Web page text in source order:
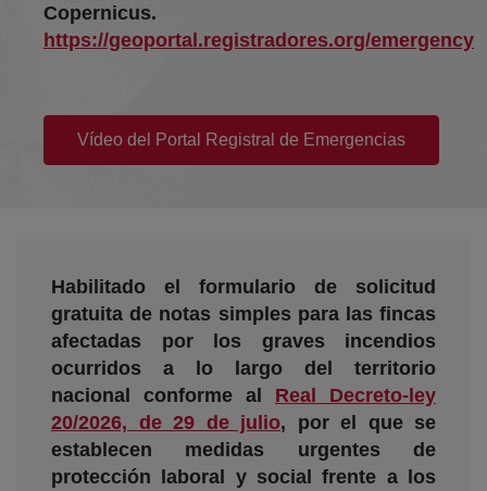
Copernicus.
https://geoportal.registradores.org/emergency
(abre en nueva ventana)
Vídeo del Portal Registral de Emergencias
Habilitado el formulario de solicitud
gratuita de notas simples para las fincas
afectadas por los graves incendios
ocurridos a lo largo del territorio
nacional conforme al Real Decreto-ley
20/2026, de 29 de julio, por el que se
establecen medidas urgentes de
protección laboral y social frente a los